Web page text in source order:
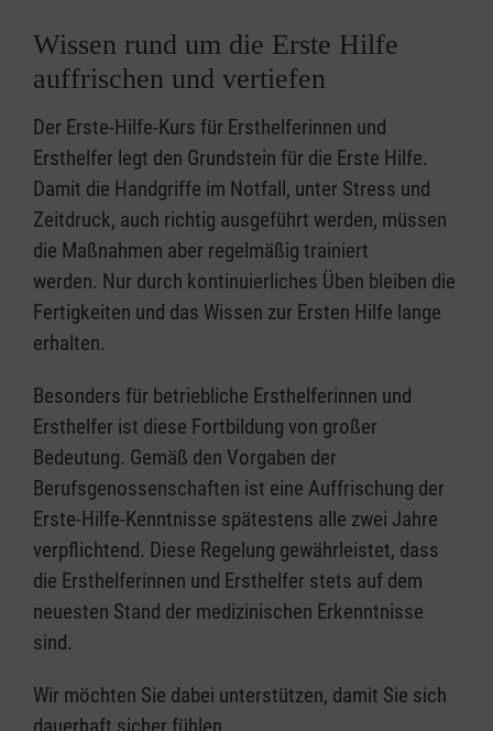
Wissen rund um die Erste Hilfe
auffrischen und vertiefen
Der Erste-Hilfe-Kurs für Ersthelferinnen und
Ersthelfer legt den Grundstein für die Erste Hilfe.
Damit die Handgriffe im Notfall, unter Stress und
Zeitdruck, auch richtig ausgeführt werden, müssen
die Maßnahmen aber regelmäßig trainiert
werden. Nur durch kontinuierliches Üben bleiben die
Fertigkeiten und das Wissen zur Ersten Hilfe lange
erhalten.
Besonders für betriebliche Ersthelferinnen und
Ersthelfer ist diese Fortbildung von großer
Bedeutung. Gemäß den Vorgaben der
Berufsgenossenschaften ist eine Auffrischung der
Erste-Hilfe-Kenntnisse spätestens alle zwei Jahre
verpflichtend. Diese Regelung gewährleistet, dass
die Ersthelferinnen und Ersthelfer stets auf dem
neuesten Stand der medizinischen Erkenntnisse
sind.
Wir möchten Sie dabei unterstützen, damit Sie sich